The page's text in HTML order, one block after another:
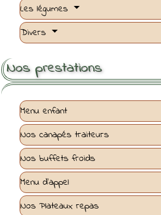
Les légumes
Divers
Nos prestations
Menu enfant
Nos canapés traiteurs
Nos buffets froids
Menu d'appel
Nos Plateaux repas